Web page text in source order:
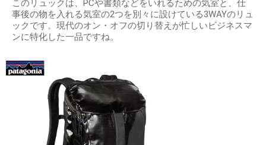
このリュックは、PCや書類などをいれるための気室と、仕
事後の物を入れる気室の2つを別々に設けている3WAYのリュ
ックです。現代のオン・オフの切り替えが忙しいビジネスマ
ンに特化した一品ですね。